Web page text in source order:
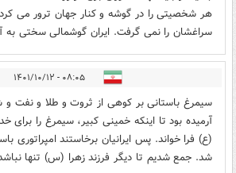
هر شخصیتی را در گوشه و کنار جهان ترور می
سراغشان را نمی گرفت. ایران گوشمالی سختی به
۰۸:۰۵ - ۱۴۰۱/۱۰/۱۲
سیمرغ باستانی بر کوهی از ثروت و طلا و نفت و
آرمیده بود تا اینکه خمینی کبیر، سیمرغ را
(ع) فرا خواند. پس ایرانیان برخاستند امپراتوری
شد. جمع شدیم تا دیگر فرزند زهرا (س) تنها